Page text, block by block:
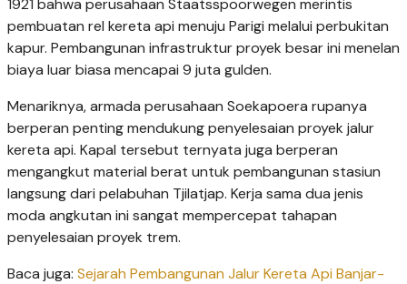
1921 bahwa perusahaan Staatsspoorwegen merintis
pembuatan rel kereta api menuju Parigi melalui perbukitan
kapur. Pembangunan infrastruktur proyek besar ini menelan
biaya luar biasa mencapai 9 juta gulden.
Menariknya, armada perusahaan Soekapoera rupanya
berperan penting mendukung penyelesaian proyek jalur
kereta api. Kapal tersebut ternyata juga berperan
mengangkut material berat untuk pembangunan stasiun
langsung dari pelabuhan Tjilatjap. Kerja sama dua jenis
moda angkutan ini sangat mempercepat tahapan
penyelesaian proyek trem.
Baca juga: Sejarah Pembangunan Jalur Kereta Api Banjar-